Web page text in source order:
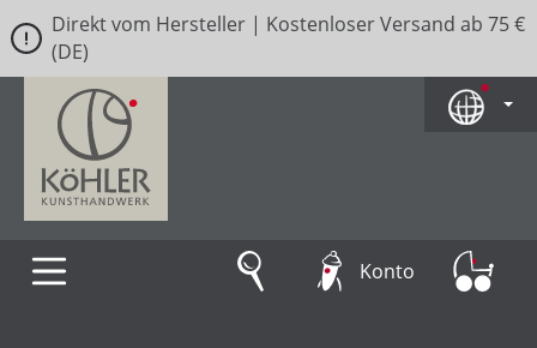
Zum Hauptinhalt springen
Direkt vom Hersteller | Kostenloser Versand ab 75 €
(DE)
Konto